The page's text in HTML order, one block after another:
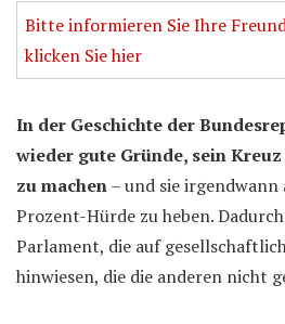
Bitte informieren Sie Ihre
klicken Sie hier
In der Geschichte der
wieder gute Gründe, sein
zu machen– und sie irgendwann
Prozent-Hürde zu heben.
Parlament, die auf
hinwiesen, die die anderen nicht